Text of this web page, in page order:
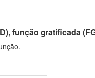
função gratificada